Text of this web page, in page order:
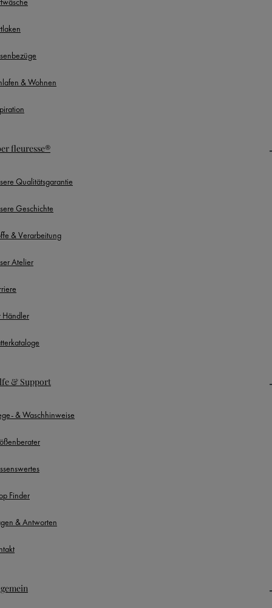
& Wohnen
fleuresse®
Qualitätsgarantie
Geschichte
& Verarbeitung
Atelier
Händler
& Support
& Waschhinweise
Finder
& Antworten